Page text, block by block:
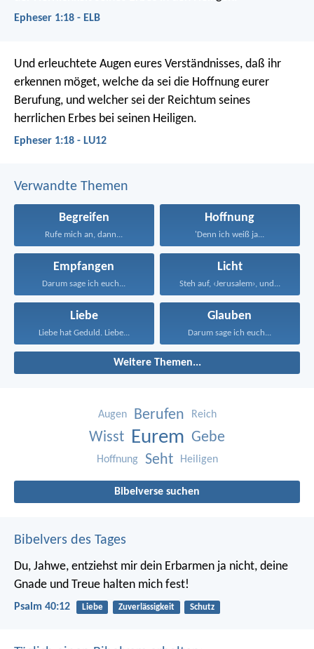
Epheser 1:18 - ELB
Und erleuchtete Augen eures Verständnisses, daß ihr
erkennen möget, welche da sei die Hoffnung eurer
Berufung, und welcher sei der Reichtum seines
herrlichen Erbes bei seinen Heiligen.
Epheser 1:18 - LU12
Verwandte Themen
Begreifen
Rufe mich an, dann...
Hoffnung
'Denn ich weiß ja...
Empfangen
Darum sage ich euch...
Licht
Steh auf, ‹Jerusalem›, und...
Liebe
Liebe hat Geduld. Liebe...
Glauben
Darum sage ich euch...
Weitere Themen...
Augen Berufen Reich
Wisst Eurem Gebe
Hoffnung Seht Heiligen
Bibelverse suchen
Bibelvers des Tages
Du, Jahwe, entziehst mir dein Erbarmen ja nicht, deine
Gnade und Treue halten mich fest!
Psalm 40:12 Liebe Zuverlässigkeit Schutz